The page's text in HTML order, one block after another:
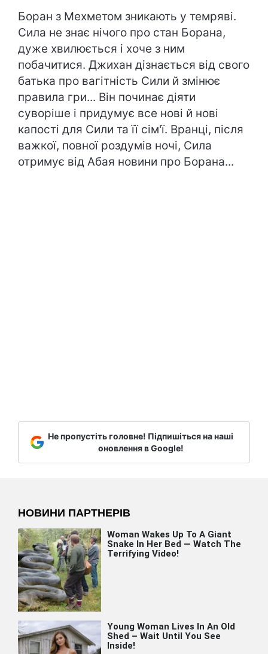
Боран з Мехметом зникають у темряві.
Сила не знає нічого про стан Борана,
дуже хвилюється і хоче з ним
побачитися. Джихан дізнається від свого
батька про вагітність Сили й змінює
правила гри... Він починає діяти
суворіше і придумує все нові й нові
капості для Сили та її сім'ї. Вранці, після
важкої, повної роздумів ночі, Сила
отримує від Абая новини про Борана...
Не пропустіть головне! Підпишіться на наші
оновлення в Google!